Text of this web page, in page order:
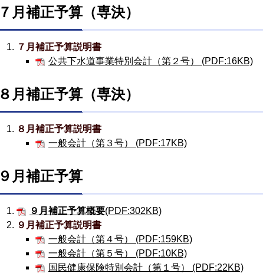
７月補正予算（専決）
７月補正予算説明書
公共下水道事業特別会計（第２号） (PDF:16KB)
８月補正予算（専決）
８月補正予算説明書
一般会計（第３号） (PDF:17KB)
９月補正予算
９月補正予算概要(PDF:302KB)
９月補正予算説明書
一般会計（第４号） (PDF:159KB)
一般会計（第５号） (PDF:10KB)
国民健康保険特別会計（第１号） (PDF:22KB)